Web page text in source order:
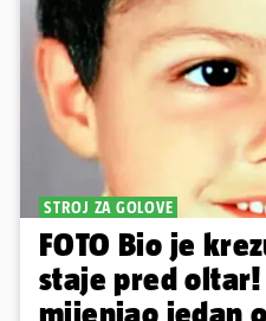
STROJ ZA GOLOVE
FOTO Bio je
staje pred oltar!
mijenjao jedan